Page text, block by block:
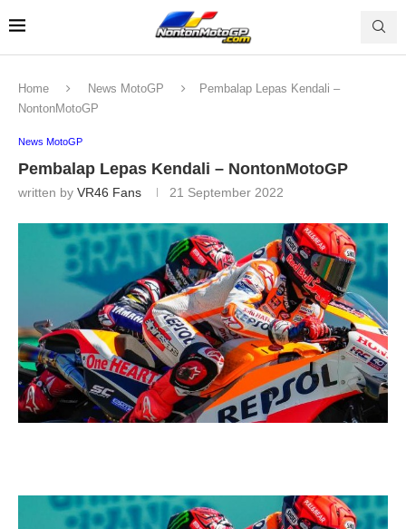
Home News MotoGP
Pembalap Lepas Kendali –
NontonMotoGP
News MotoGP
Pembalap Lepas Kendali – NontonMotoGP
written by VR46 Fans 21 September 2022